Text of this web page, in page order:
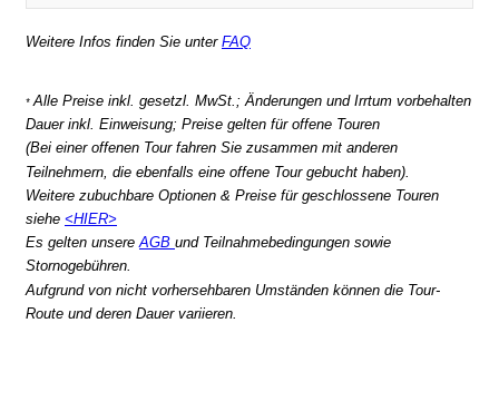
Weitere Infos finden Sie unter FAQ
*Alle Preise inkl. gesetzl. MwSt.; Änderungen und Irrtum vorbehalten
Dauer inkl. Einweisung; Preise gelten für offene Touren
(Bei einer offenen Tour fahren Sie zusammen mit anderen
Teilnehmern, die ebenfalls eine offene Tour gebucht haben).
Weitere zubuchbare Optionen & Preise für geschlossene Touren
siehe <HIER>
Es gelten unsereAGB und Teilnahmebedingungen sowie
Stornogebühren.
Aufgrund von nicht vorhersehbaren Umständen können die Tour-
Route und deren Dauer variieren.